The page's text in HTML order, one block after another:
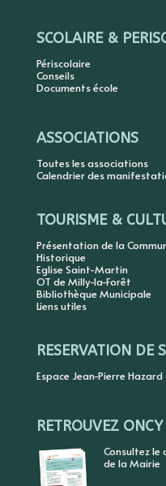
SCOLAIRE &
Périscolaire
Conseils
Documents école
ASSOCIATIONS
Toutes les associations
Calendrier des
TOURISME &
Présentation de la
Historique
Eglise Saint-Martin
OT de Milly-la-Forêt
Bibliothèque Municipale
Liens utiles
RESERVATION DE
Espace Jean-Pierre Hazard
RETROUVEZ
Consultez le
de la Mairie